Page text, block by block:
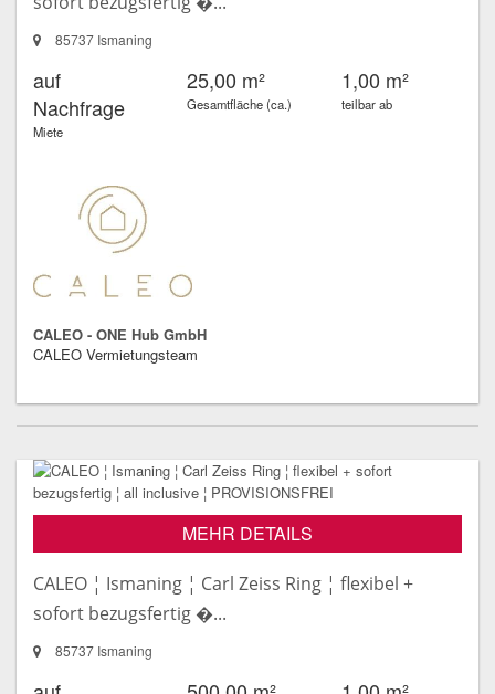
85737 Ismaning
auf
Nachfrage
Miete
25,00 m²
Gesamtfläche (ca.)
1,00 m²
teilbar ab
CALEO - ONE Hub GmbH
CALEO Vermietungsteam
MEHR DETAILS
CALEO ¦ Ismaning ¦ Carl Zeiss Ring ¦ flexibel +
sofort bezugsfertig �...
85737 Ismaning